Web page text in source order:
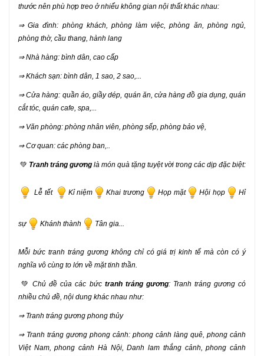
thước nên phù hợp treo ở nhiểu không gian nội thất khác nhau:
⇒ Gia đình: phòng khách, phòng làm việc, phòng ăn, phòng ngủ,
phòng thờ, cầu thang, hành lang
⇒ Nhà hàng: bình dân, cao cấp
⇒ Khách sạn: bình dân, 1 sao, 2 sao,...
⇒ Cửa hàng: quần áo, giầy dép, quán ăn, cửa hàng đồ gia dụng, quán
cắt tóc, quán cafe, spa,...
⇒ Văn phòng: phòng nhân viên, phòng sếp, phòng bảo vệ,
⇒ Cơ quan: các phòng ban,..
💚 Tranh tráng gương là món quà tặng tuyệt vời trong các dịp đặc biệt:
Lễ tết Kỉ niệm Khai trương Họp mặt Hội họp Hỉ
sự Khánh thành Tân gia...
Mỗi bức tranh tráng gương không chỉ có giá trị kinh tế mà còn có ý
nghĩa vô cùng to lớn về mặt tinh thần.
💚 Chủ đề của các bức tranh tráng gương: Tranh tráng gương có
nhiều chủ đề, nội dung khác nhau như:
⇒ Tranh tráng gương phong thủy
⇒ Tranh tráng gương phong cảnh: phong cảnh làng quê, phong cảnh
Việt Nam, phong cảnh Hà Nội, Danh lam thắng cảnh, phong cảnh